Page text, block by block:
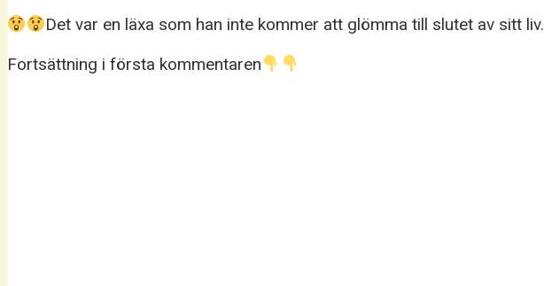
Det var en läxa som han inte kommer att glömma till slutet av sitt liv.
Fortsättning i första kommentaren